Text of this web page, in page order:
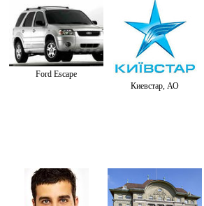
Ford Escape
Киевстар, АО